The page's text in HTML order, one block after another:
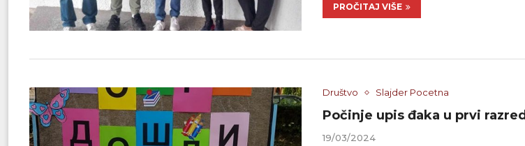
PROČITAJ VIŠE
Društvo Slajder Pocetna
Počinje upis đaka u prvi razred
19/03/2024